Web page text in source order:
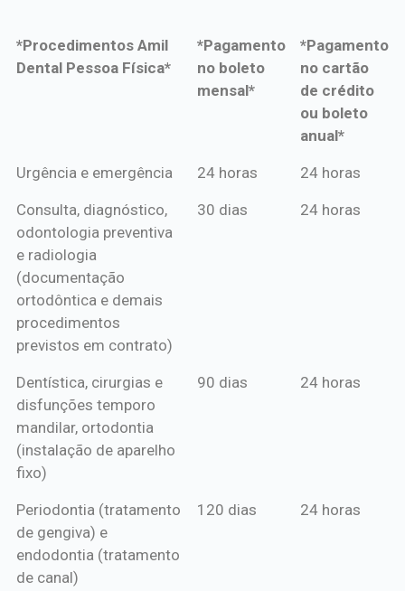
*Procedimentos Amil
Dental Pessoa Física*
*Pagamento
no boleto
mensal*
*Pagamento
no cartão
de crédito
ou boleto
anual*
*Procedimentos Amil
*Pagamento
mensal*
*Pagamento
de crédito
Urgência e emergência 24 horas 24 horas
Consulta, diagnóstico,
odontologia preventiva
e radiologia
(documentação
ortodôntica e demais
procedimentos
previstos em contrato)
30 dias 24 horas
Dentística, cirurgias e
disfunções temporo
mandilar, ortodontia
(instalação de aparelho
fixo)
90 dias 24 horas
Periodontia (tratamento
de gengiva) e
endodontia (tratamento
de canal)
120 dias 24 horas